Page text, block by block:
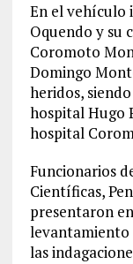
En el vehículo
Oquendo y su
Coromoto
Domingo
heridos,
hospital Hugo
hospital
Funcionarios
Científicas,
presentaron
levantamiento
las